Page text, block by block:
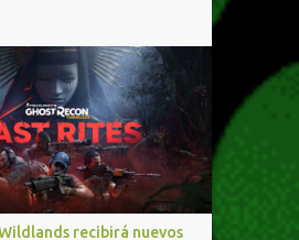
- Estados Unidos Ofertas -
las ofertas de Xbox One
a Xbox Series, a excepción
fueron anunciados
Essential incluirá como
serie de ventajas para
free to play que están en
van desde skins, desbloqueo
paquetes de armas hasta
virtuales y más para
recibirá nuevos